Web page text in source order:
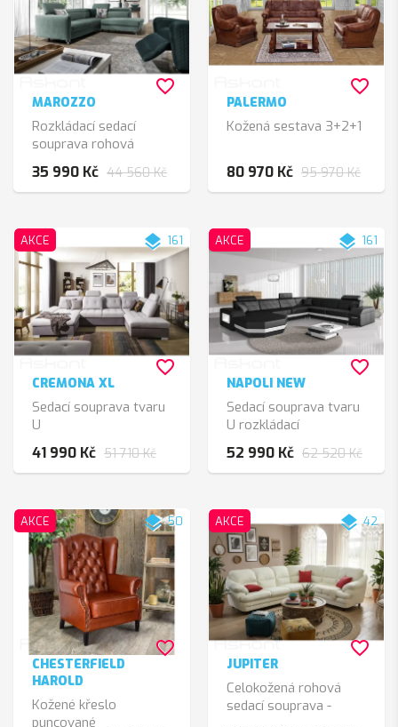
MAROZZO
Rozkládací sedací
souprava rohová
35 990 Kč 44 560 Kč
favorite_border
PALERMO
Kožená sestava 3+2+1
80 970 Kč 95 970 Kč
favorite_border
AKCE layers 161
CREMONA XL
Sedací souprava tvaru
U
41 990 Kč 51 710 Kč
favorite_border
AKCE layers 161
NAPOLI NEW
Sedací souprava tvaru
U rozkládací
52 990 Kč 62 520 Kč
favorite_border
AKCE layers50
CHESTERFIELD
HAROLD
Kožené křeslo
puncované
favorite_border
AKCE layers 42
JUPITER
Celokožená rohová
sedací souprava -
favorite_border